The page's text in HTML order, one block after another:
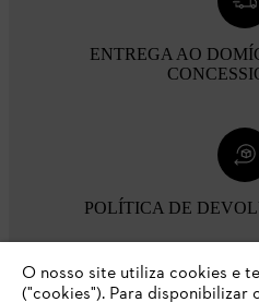
ENTREGA AO
POLÍTICA DE
Opções de
O nosso site utiliza cookies e
("cookies"). Para disponibilizar